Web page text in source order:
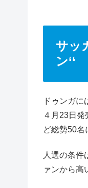
サッ
ン‘‘
ドゥンガに
４月23日
ど総勢50名
人選の条件
ァンから高